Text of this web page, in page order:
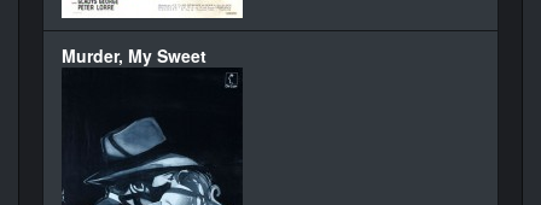
Murder, My Sweet